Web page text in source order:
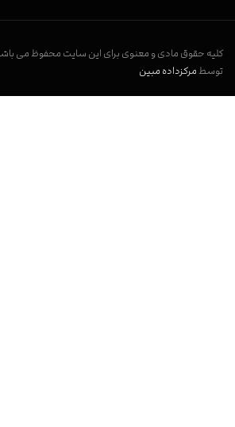
کلیه حقوق مادی و معنوی برای این سایت محفوظ می
توسطمرکزداده مبین